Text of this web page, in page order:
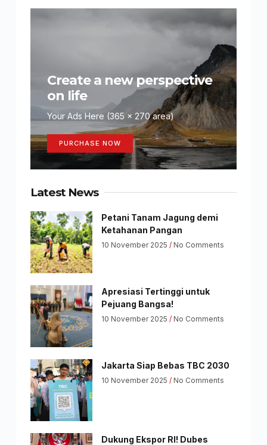
Create a new perspective
on life
Your Ads Here (365 x 270 area)
PURCHASE NOW
Latest News
Petani Tanam Jagung demi
Ketahanan Pangan
10 November 2025 No Comments
Apresiasi Tertinggi untuk
Pejuang Bangsa!
10 November 2025 No Comments
Jakarta Siap Bebas TBC 2030
10 November 2025 No Comments
Dukung Ekspor RI! Dubes